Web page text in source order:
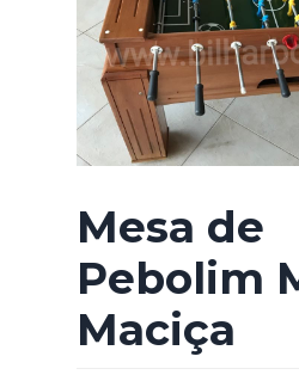
Mesa de
Pebolim
Maciça